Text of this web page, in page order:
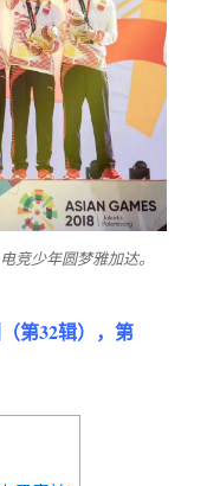
竞少年圆梦雅加达。
第32辑），第